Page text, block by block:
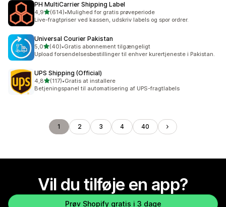
PH MultiCarrier Shipping Label
4,9ud af 5 stjerner
(614)
614 anmeldelser i alt
•Mulighed for gratis prøveperiode
Live-fragtpriser ved kassen, udskriv labels og spor ordrer.
Universal Courier Pakistan
5,0ud af 5 stjerner
(40)
40 anmeldelser i alt
•Gratis abonnement tilgængeligt
Upload forsendelsesbestillinger til enhver kurertjeneste i Pakistan.
UPS Shipping (Official)
4,8ud af 5 stjerner
(117)
117 anmeldelser i alt
•Gratis at installere
Betjeningspanel til automatisering af UPS-fragtlabels
1 2 3 4 40
Vil du tilføje en app?
Prøv Shopify gratis i 3 dage